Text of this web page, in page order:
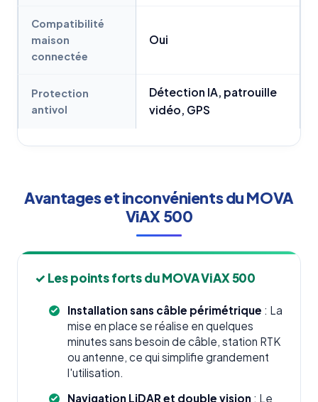
Compatibilité
maison
connectée
Oui
Protection
antivol
Détection IA, patrouille
vidéo, GPS
Avantages et inconvénients du MOVA
ViAX 500
✓ Les points forts du MOVA ViAX 500
Installation sans câble périmétrique : La
mise en place se réalise en quelques
minutes sans besoin de câble, station RTK
ou antenne, ce qui simplifie grandement
l'utilisation.
Navigation LiDAR et double vision : Le